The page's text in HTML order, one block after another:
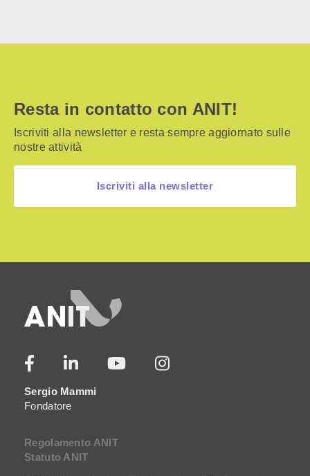
Resta in contatto con ANIT!
Iscriviti alla newsletter e resta sempre aggiornato sulle
nostre attività
Iscriviti alla newsletter
Sergio Mammi
Fondatore
Regolamento ANIT
Statuto ANIT